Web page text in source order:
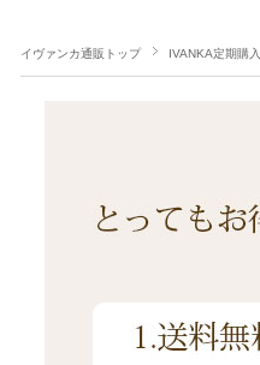
イヴァンカ通販トップ IVANKA定期購入